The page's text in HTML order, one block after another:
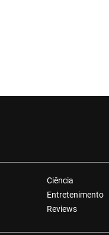
Ciência
Entretenimento
Reviews